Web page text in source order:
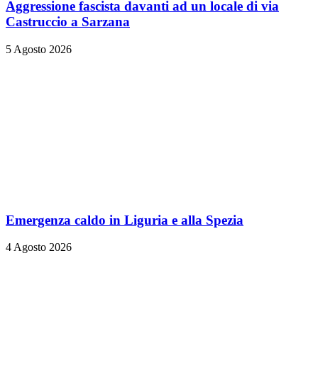
Aggressione fascista davanti ad un locale di via
Castruccio a Sarzana
5 Agosto 2026
Emergenza caldo in Liguria e alla Spezia
4 Agosto 2026